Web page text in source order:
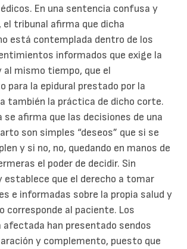
En una sentencia confusa y
tribunal afirma que dicha
está contemplada dentro de los
informados que exige la
al mismo tiempo, que el
para la epidural prestado por la
también la práctica de dicho corte.
se afirma que las decisiones de una
son simples “deseos” que si se
y si no, no, quedando en manos de
el poder de decidir. Sin
establece que el derecho a tomar
e informadas sobre la propia salud y
corresponde al paciente. Los
afectada han presentado sendos
y complemento, puesto que